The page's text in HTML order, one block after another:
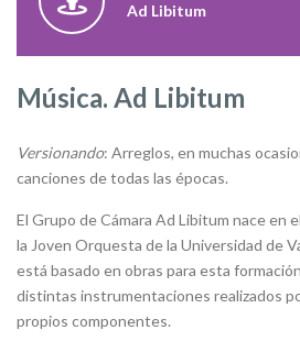
Ad Libitum
Música. Ad Libitum
Versionando: Arreglos, en muchas
canciones de todas las épocas.
El Grupo de Cámara Ad Libitum nace en
la Joven Orquesta de la Universidad de
está basado en obras para esta
distintas instrumentaciones realizados
propios componentes.